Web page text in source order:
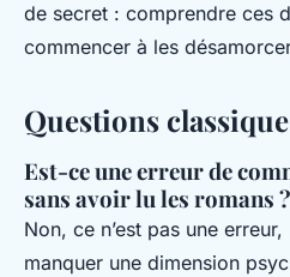
de secret : comprendre ces
commencer à les
Questions
Est-ce une erreur de
sans avoir lu les romans ?
Non, ce n’est pas une
manquer une dimension